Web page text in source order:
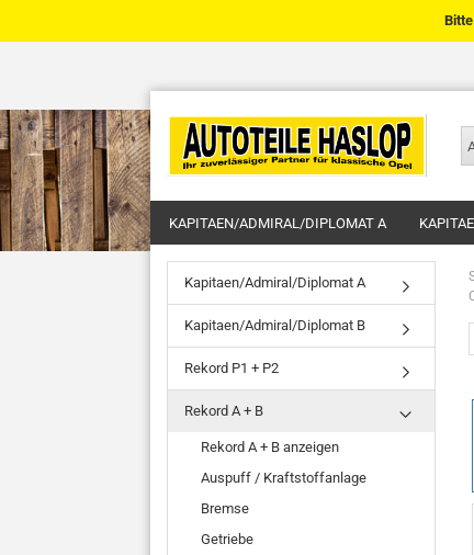
KAPITAEN/ADMIRAL/DIPLOMAT A
Kapitaen/Admiral/Diplomat A
Kapitaen/Admiral/Diplomat B
Rekord P1 + P2
Rekord A + B
Rekord A + B anzeigen
Auspuff / Kraftstoffanlage
Bremse
Getriebe